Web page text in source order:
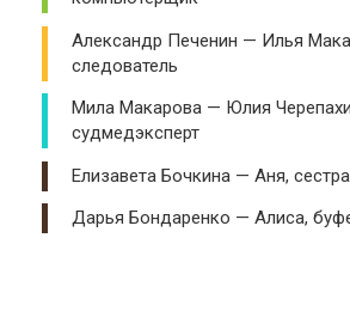
Александр Печенин — Илья
следователь
Мила Макарова — Юлия
судмедэксперт
Елизавета Бочкина — Аня,
Дарья Бондаренко — Алиса,